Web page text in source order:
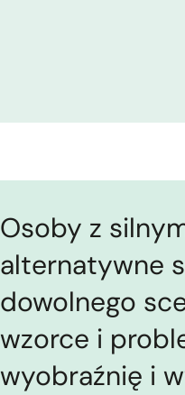
Osoby z
alternatywne
dowolnego
wzorce i
wyobraźnię i